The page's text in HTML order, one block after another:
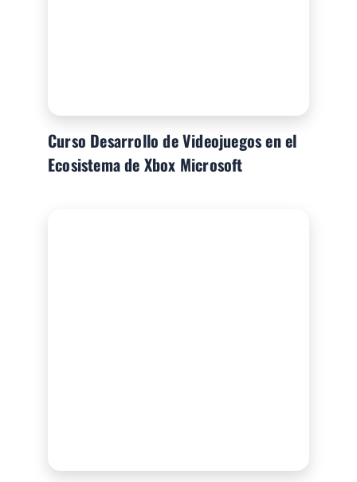
Curso Desarrollo de Videojuegos en el
Ecosistema de Xbox Microsoft